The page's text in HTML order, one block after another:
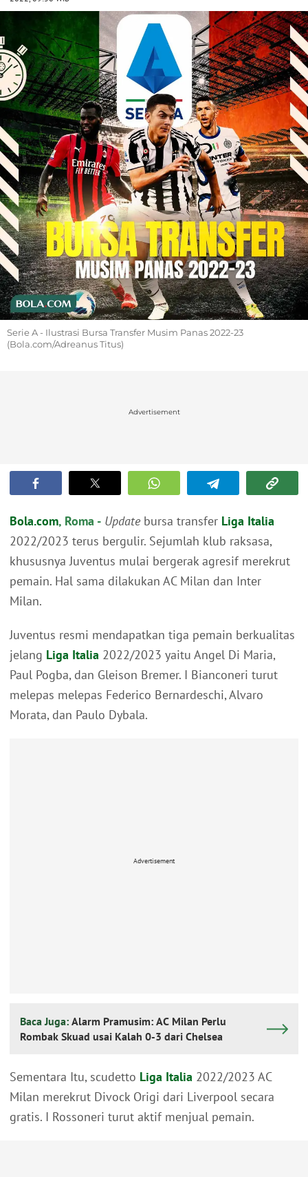
Serie A - Ilustrasi Bursa Transfer Musim Panas 2022-23
(Bola.com/Adreanus Titus)
Advertisement
Bola.com, Roma - Updatebursa transfer Liga Italia
2022/2023 terus bergulir. Sejumlah klub raksasa,
khususnya Juventus mulai bergerak agresif merekrut
pemain. Hal sama dilakukan AC Milan dan Inter
Milan.
Juventus resmi mendapatkan tiga pemain berkualitas
jelang Liga Italia 2022/2023 yaitu Angel Di Maria,
Paul Pogba, dan Gleison Bremer. I Bianconeri turut
melepas melepas Federico Bernardeschi, Alvaro
Morata, dan Paulo Dybala.
Advertisement
Baca Juga: Alarm Pramusim: AC Milan Perlu
Rombak Skuad usai Kalah 0-3 dari Chelsea
Sementara Itu, scudetto Liga Italia 2022/2023 AC
Milan merekrut Divock Origi dari Liverpool secara
gratis. I Rossoneri turut aktif menjual pemain.